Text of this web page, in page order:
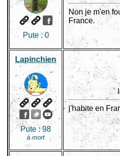
Pute :0
Non je m'en
France.
Lapinchien
Pute :98
à mort
j'habite en